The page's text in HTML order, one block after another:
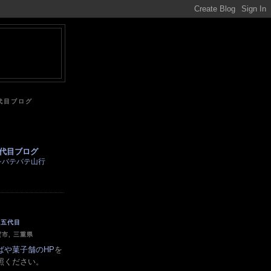
目ブログ
目ブログ
テバテ山行
五代目
市, 三重県
や菓子舗のHPを
ください。